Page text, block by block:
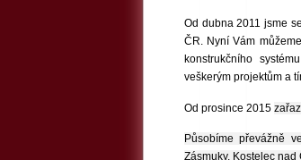
Od dubna 2011 jsme
ČR. Nyní Vám
konstrukčního
veškerým projektům a
Od prosince 2015
Působíme převážně
Zásmuky, Kostelec